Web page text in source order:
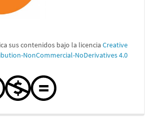
sus contenidos bajo la licencia Creative
NonCommercial-NoDerivatives 4.0